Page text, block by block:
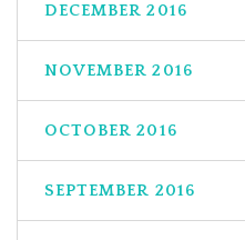
DECEMBER 2016
NOVEMBER 2016
OCTOBER 2016
SEPTEMBER 2016